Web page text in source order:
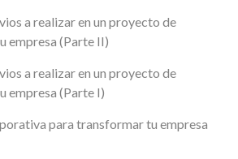
a realizar en un proyecto de
empresa (Parte II)
a realizar en un proyecto de
empresa (Parte I)
para transformar tu empresa